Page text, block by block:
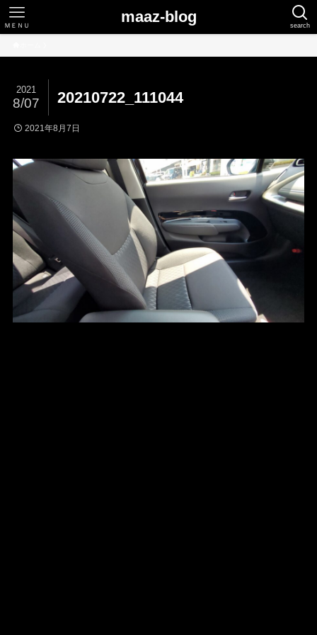
maaz-blog search
ＭＥＮＵ
20210722_111044
2021
8/07
2021年8月7日